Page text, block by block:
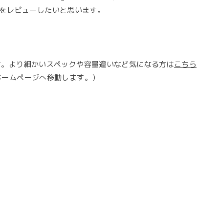
レビューしたいと思います。
より細かいスペックや容量違いなど気になる方はこちら
ムページへ移動します。）